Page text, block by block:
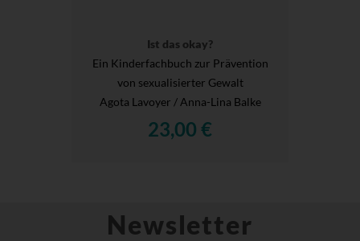
Ist das okay?
Ein Kinderfachbuch zur Prävention
von sexualisierter Gewalt
Agota Lavoyer / Anna-Lina Balke
23,00 €
Newsletter